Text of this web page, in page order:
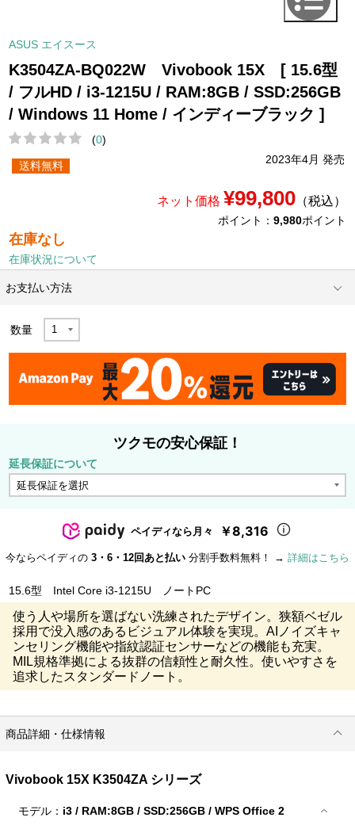
ASUS エイスース
K3504ZA-BQ022W Vivobook 15X [ 15.6型
/ フルHD / i3-1215U / RAM:8GB / SSD:256GB
/ Windows 11 Home / インディーブラック ]
(0)
2023年4月 発売
送料無料
ネット価格 ¥99,800（税込）
ポイント： 9,980ポイント
在庫なし
在庫状況について
お支払い方法
数量
ツクモの安心保証！
延長保証について
ペイディなら月々 ￥8,316
今ならペイディの 3・6・12回あと払い 分割手数料無料！ → 詳細はこちら
15.6型 Intel Core i3-1215U ノートPC
使う人や場所を選ばない洗練されたデザイン。狭額ベゼル
採用で没入感のあるビジュアル体験を実現。AIノイズキャ
ンセリング機能や指紋認証センサーなどの機能も充実。
MIL規格準拠による抜群の信頼性と耐久性。使いやすさを
追求したスタンダードノート。
商品詳細・仕様情報
Vivobook 15X K3504ZA シリーズ
モデル： i3 / RAM:8GB / SSD:256GB / WPS Office 2